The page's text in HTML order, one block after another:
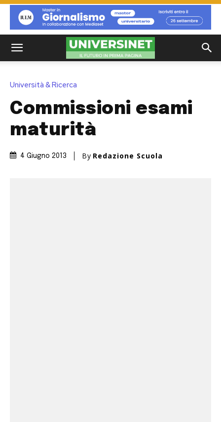
Università & Ricerca
Commissioni esami
maturità
4 Giugno 2013 By Redazione Scuola